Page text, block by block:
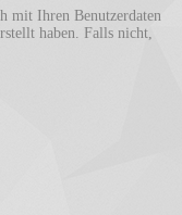
mit Ihren Benutzerdaten
haben. Falls nicht,